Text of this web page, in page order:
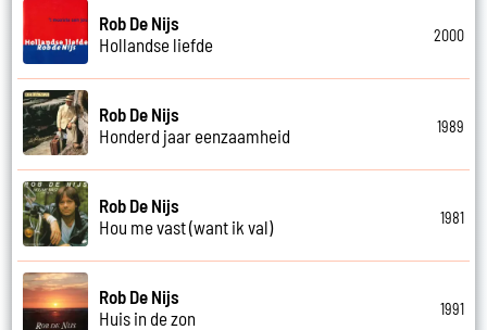
Rob De Nijs
Hollandse liefde
2000
Rob De Nijs
Honderd jaar eenzaamheid
1989
Rob De Nijs
Hou me vast (want ik val)
1981
Rob De Nijs
Huis in de zon
1991